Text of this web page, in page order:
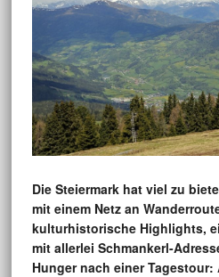
Die Steiermark hat viel zu
mit einem Netz an
kulturhistorische Highlights,
mit allerlei Schmankerl-
Hunger nach einer